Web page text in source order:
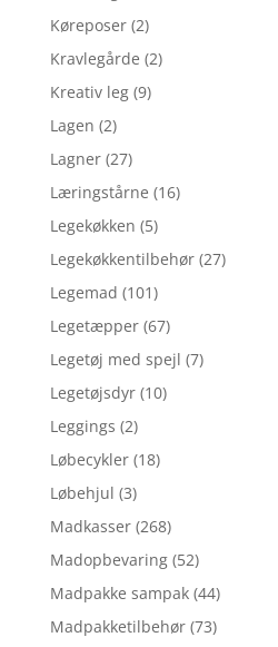
Køreposer (2)
Kravlegårde (2)
Kreativ leg (9)
Lagen (2)
Lagner (27)
Læringstårne (16)
Legekøkken (5)
Legekøkkentilbehør (27)
Legemad (101)
Legetæpper (67)
Legetøj med spejl (7)
Legetøjsdyr (10)
Leggings (2)
Løbecykler (18)
Løbehjul (3)
Madkasser (268)
Madopbevaring (52)
Madpakke sampak (44)
Madpakketilbehør (73)